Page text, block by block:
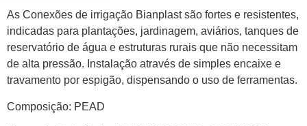
As Conexões de irrigação Bianplast são fortes e resistentes,
indicadas para plantações, jardinagem, aviários, tanques de
reservatório de água e estruturas rurais que não necessitam
de alta pressão. Instalação através de simples encaixe e
travamento por espigão, dispensando o uso de ferramentas.
Composição: PEAD